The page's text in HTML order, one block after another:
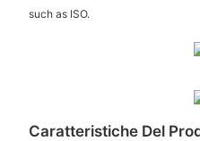
such as ISO.
Caratteristiche Del